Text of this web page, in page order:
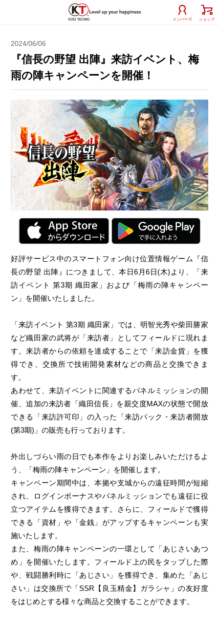
メンバーズ ショップ
2024/06/06
『信長の野望 出陣』来訪イベント、梅
雨の陣キャンペーンを開催！
好評サービス中のスマートフォン向け位置情報ゲーム『信
長の野望 出陣』につきまして、本日6月6日(木)より、「来
訪イベント 第3期 織田家」および「梅雨の陣キャンペー
ン」を開催いたしました。
「来訪イベント 第3期 織田家」では、明智光秀や柴田勝家
など織田家の武将が「来訪者」としてフィールドに現れま
す。来訪者からの依頼を達成することで「来訪金貨」を獲
得でき、交換所で技術開発素材などの商品と交換できま
す。
あわせて、来訪イベントに関連するパネルミッションの開
催、追加の来訪者「織田信長」を親交度MAXの状態で開放
できる「来訪許可印」の入った「来訪パック・来訪者開放
(第3期)」の販売も行っております。
外出しづらい雨の日でも本作をよりお楽しみいただけるよ
う、「梅雨の陣キャンペーン」を開催します。
キャンペーン期間中は、本拠や支城からの遠征時間が短縮
され、ログインボーナスやパネルミッションでも遠征に役
立つアイテムを獲得できます。さらに、フィールドで獲得
できる「資材」や「金銭」がアップするキャンペーンも実
施いたします。
また、梅雨の陣キャンペーンの一環として「あじさいあつ
め」を開催いたします。フィールド上の民をタップした際
や、戦闘勝利時に「あじさい」を獲得でき、集めた「あじ
さい」は交換所で「SSR【良玉精金】ガラシャ」の友好度
をはじめとする様々な商品と交換することができます。